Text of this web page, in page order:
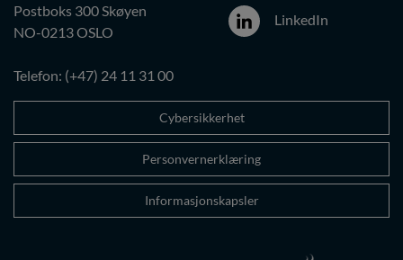
Postboks 300 Skøyen
NO-0213 OSLO
Telefon: (+47) 24 11 31 00
LinkedIn
Cybersikkerhet
Personvernerklæring
Informasjonskapsler